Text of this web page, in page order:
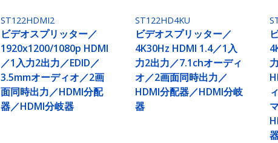
ST122HDMI2
ビデオスプリッター／
1920x1200/1080p HDMI
／1入力2出力／EDID／
3.5mmオーディオ／2画
面同時出力／HDMI分配
器／HDMI分岐器
ST122HD4KU
ビデオスプリッター／
4K30Hz HDMI 1.4／1入
力2出力／7.1chオーディ
オ／2画面同時出力／
HDMI分配器／HDMI分岐
器